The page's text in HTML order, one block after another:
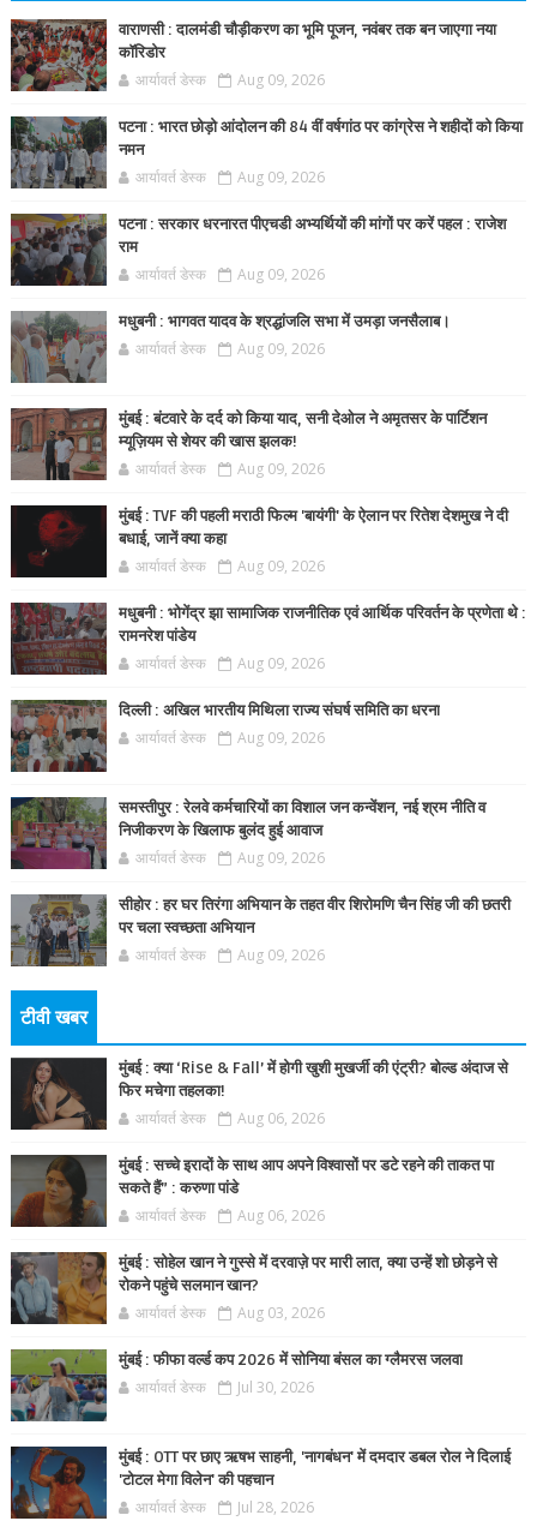
वाराणसी : दालमंडी चौड़ीकरण का भूमि पूजन, नवंबर तक बन जाएगा नया
कॉरिडोर
आर्यावर्त डेस्क Aug 09, 2026
पटना : भारत छोड़ो आंदोलन की 84 वीं वर्षगांठ पर कांग्रेस ने शहीदों को किया
नमन
आर्यावर्त डेस्क Aug 09, 2026
पटना : सरकार धरनारत पीएचडी अभ्यर्थियों की मांगों पर करें पहल : राजेश
राम
आर्यावर्त डेस्क Aug 09, 2026
मधुबनी : भागवत यादव के श्रद्धांजलि सभा में उमड़ा जनसैलाब।
आर्यावर्त डेस्क Aug 09, 2026
मुंबई : बंटवारे के दर्द को किया याद, सनी देओल ने अमृतसर के पार्टिशन
म्यूज़ियम से शेयर की खास झलक!
आर्यावर्त डेस्क Aug 09, 2026
मुंबई : TVF की पहली मराठी फिल्म 'बायंगी' के ऐलान पर रितेश देशमुख ने दी
बधाई, जानें क्या कहा
आर्यावर्त डेस्क Aug 09, 2026
मधुबनी : भोगेंद्र झा सामाजिक राजनीतिक एवं आर्थिक परिवर्तन के प्रणेता थे :
रामनरेश पांडेय
आर्यावर्त डेस्क Aug 09, 2026
दिल्ली : अखिल भारतीय मिथिला राज्य संघर्ष समिति का धरना
आर्यावर्त डेस्क Aug 09, 2026
समस्तीपुर : रेलवे कर्मचारियों का विशाल जन कन्वेंशन, नई श्रम नीति व
निजीकरण के खिलाफ बुलंद हुई आवाज
आर्यावर्त डेस्क Aug 09, 2026
सीहोर : हर घर तिरंगा अभियान के तहत वीर शिरोमणि चैन सिंह जी की छतरी
पर चला स्वच्छता अभियान
आर्यावर्त डेस्क Aug 09, 2026
टीवी खबर
मुंबई : क्या ‘Rise & Fall’ में होगी खुशी मुखर्जी की एंट्री? बोल्ड अंदाज से
फिर मचेगा तहलका!
आर्यावर्त डेस्क Aug 06, 2026
मुंबई : सच्चे इरादों के साथ आप अपने विश्वासों पर डटे रहने की ताकत पा
सकते हैं” : करुणा पांडे
आर्यावर्त डेस्क Aug 06, 2026
मुंबई : सोहेल खान ने गुस्से में दरवाज़े पर मारी लात, क्या उन्हें शो छोड़ने से
रोकने पहुंचे सलमान खान?
आर्यावर्त डेस्क Aug 03, 2026
मुंबई : फीफा वर्ल्ड कप 2026 में सोनिया बंसल का ग्लैमरस जलवा
आर्यावर्त डेस्क Jul 30, 2026
मुंबई : OTT पर छाए ऋषभ साहनी, 'नागबंधन' में दमदार डबल रोल ने दिलाई
'टोटल मेगा विलेन' की पहचान
आर्यावर्त डेस्क Jul 28, 2026